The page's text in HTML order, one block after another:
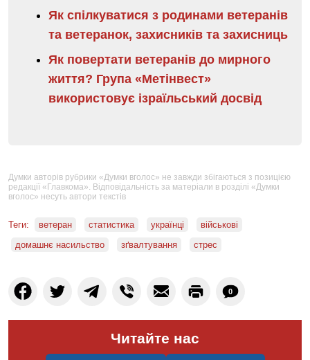
Як спілкуватися з родинами ветеранів
та ветеранок, захисників та захисниць
Як повертати ветеранів до мирного
життя? Група «Метінвест»
використовує ізраїльський досвід
Думки авторів рубрики «Думки вголос» не завжди збігаються з позицією
редакції «Главкома». Відповідальність за матеріали в розділі «Думки
вголос» несуть автори текстів
Теги: ветеран статистика українці
військові
домашнє насильство
зґвалтування стрес
0
Читайте нас